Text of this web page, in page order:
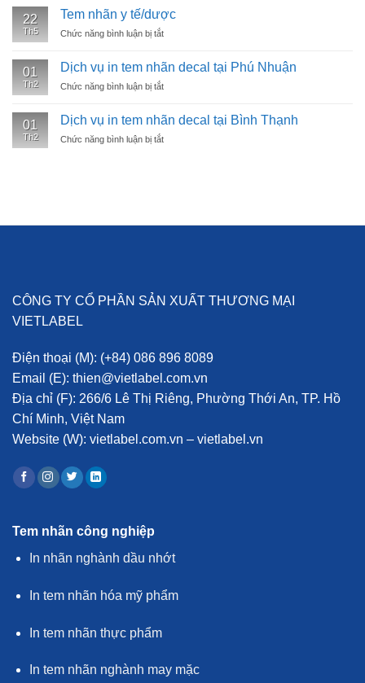
mỹ
22
Th5
Tem nhãn y tế/dược
Chức năng bình luận bị tắt
nhãn
y
01
Th2
Dịch vụ in tem nhãn decal tại Phú Nhuận
Chức năng bình luận bị tắt
vụ
in
01
Th2
Dịch vụ in tem nhãn decal tại Bình Thạnh
Chức năng bình luận bị tắt
CÔNG TY CỔ PHẦN SẢN XUẤT THƯƠNG MẠI
VIETLABEL
Điện thoại (M): (+84) 086 896 8089
Email (E): thien@vietlabel.com.vn
Địa chỉ (F): 266/6 Lê Thị Riêng, Phường Thới An, TP. Hồ
Chí Minh, Việt Nam
Website (W): vietlabel.com.vn – vietlabel.vn
Tem nhãn công nghiệp
In nhãn nghành dầu nhớt
In tem nhãn hóa mỹ phẩm
In tem nhãn thực phẩm
In tem nhãn nghành may mặc